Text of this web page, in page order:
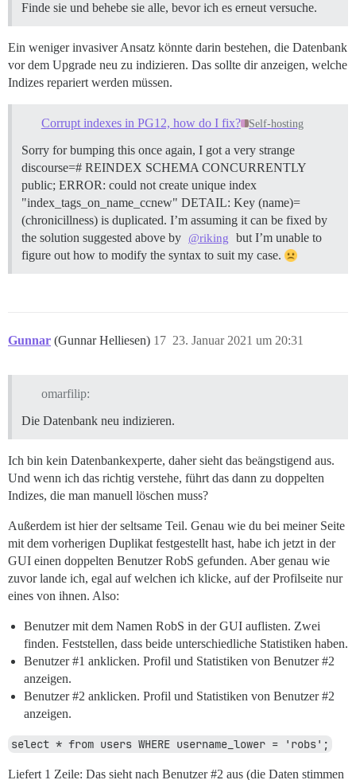
Finde sie und behebe sie alle, bevor ich es erneut versuche.
Ein weniger invasiver Ansatz könnte darin bestehen, die Datenbank
vor dem Upgrade neu zu indizieren. Das sollte dir anzeigen, welche
Indizes repariert werden müssen.
Corrupt indexes in PG12, how do I fix? Self-hosting
Sorry for bumping this once again, I got a very strange
discourse=# REINDEX SCHEMA CONCURRENTLY
public; ERROR: could not create unique index
"index_tags_on_name_ccnew" DETAIL: Key (name)=
(chronicillness) is duplicated. I’m assuming it can be fixed by
the solution suggested above by @riking
but I’m unable to
figure out how to modify the syntax to suit my case.
Gunnar (Gunnar Helliesen) 23. Januar 2021 um 20:31
17
omarfilip:
Die Datenbank neu indizieren.
Ich bin kein Datenbankexperte, daher sieht das beängstigend aus.
Und wenn ich das richtig verstehe, führt das dann zu doppelten
Indizes, die man manuell löschen muss?
Außerdem ist hier der seltsame Teil. Genau wie du bei meiner Seite
mit dem vorherigen Duplikat festgestellt hast, habe ich jetzt in der
GUI einen doppelten Benutzer RobS gefunden. Aber genau wie
zuvor lande ich, egal auf welchen ich klicke, auf der Profilseite nur
eines von ihnen. Also:
Benutzer mit dem Namen RobS in der GUI auflisten. Zwei
finden. Feststellen, dass beide unterschiedliche Statistiken haben.
Benutzer#1 anklicken. Profil und Statistiken von Benutzer#2
anzeigen.
Benutzer#2 anklicken. Profil und Statistiken von Benutzer#2
anzeigen.
select * from users WHERE username_lower = 'robs';
Liefert 1 Zeile: Das sieht nach Benutzer#2 aus (die Daten stimmen